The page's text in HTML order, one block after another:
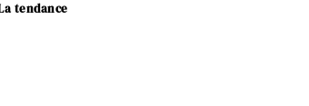
tendance